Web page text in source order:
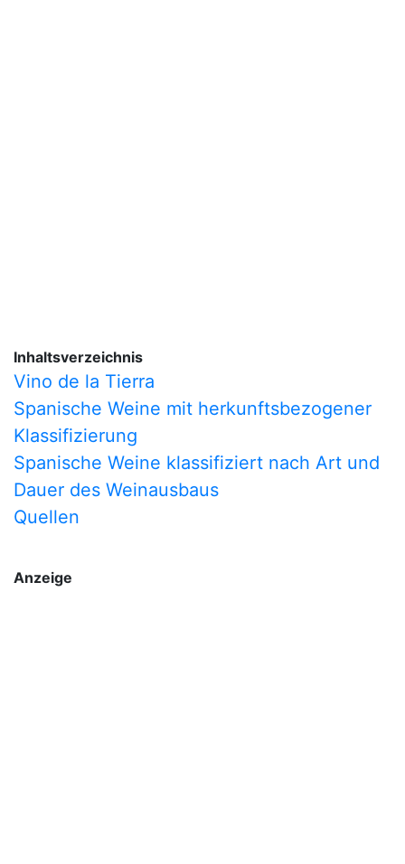
Inhaltsverzeichnis
Vino de la Tierra
Spanische Weine mit herkunftsbezogener
Klassifizierung
Spanische Weine klassifiziert nach Art und
Dauer des Weinausbaus
Quellen
Anzeige